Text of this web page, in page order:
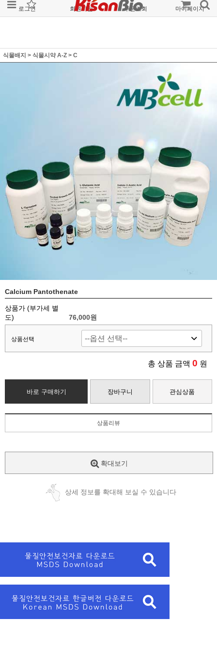
로그인 회원가입 주문조회 마이페이지
식물배지 > 식물시약 A-Z > C
Calcium Pantothenate
상품가 (부가세 별
도)
76,000원
상품선택
총 상품 금액 0 원
바로 구매하기 장바구니 관심상품
상품리뷰
확대보기
상세 정보를 확대해 보실 수 있습니다